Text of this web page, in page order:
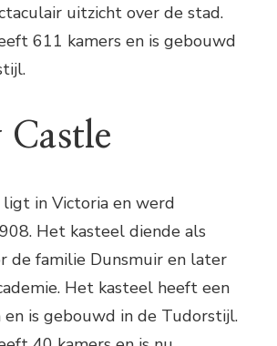
uitzicht over de stad.
611 kamers en is gebouwd
in Victoria en werd
Het kasteel diende als
de familie Dunsmuir en later
Het kasteel heeft een
is gebouwd in de Tudorstijl.